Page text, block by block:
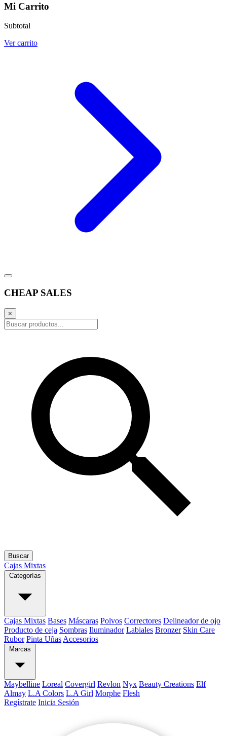
Mi Carrito
Subtotal
Ver carrito
CHEAP SALES
×
Buscar
Cajas Mixtas
Categorías
Cajas Mixtas Bases Máscaras Polvos Correctores Delineador de ojo
Producto de ceja Sombras Iluminador Labiales Bronzer Skin Care
Rubor Pinta Uñas Accesorios
Marcas
Maybelline Loreal Covergirl Revlon Nyx Beauty Creations Elf
Almay L.A Colors L.A Girl Morphe Flesh
Regístrate Inicia Sesión